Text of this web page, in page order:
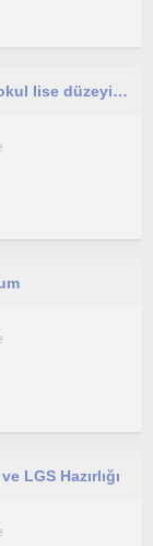
Uygun fiyatlı Türkçe özel ders imkanı ortaokul lise düzeyinde ders imkanı
LGS Hazırlığı